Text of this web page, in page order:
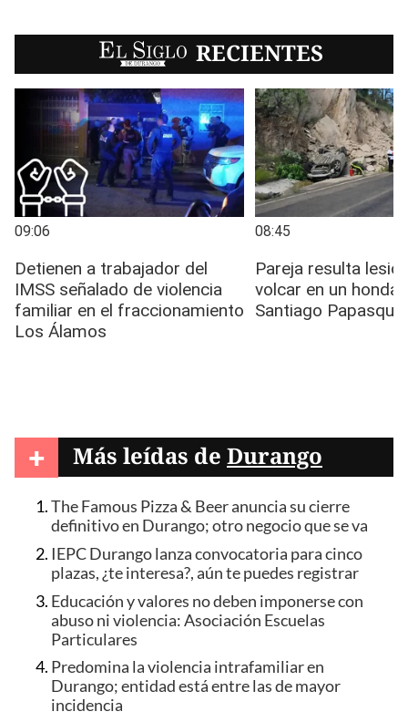
EL SIGLO RECIENTES
+ Más leídas de Durango
The Famous Pizza & Beer anuncia su cierre
definitivo en Durango; otro negocio que se va
IEPC Durango lanza convocatoria para cinco
plazas, ¿te interesa?, aún te puedes registrar
Educación y valores no deben imponerse con
abuso ni violencia: Asociación Escuelas
Particulares
Predomina la violencia intrafamiliar en
Durango; entidad está entre las de mayor
incidencia